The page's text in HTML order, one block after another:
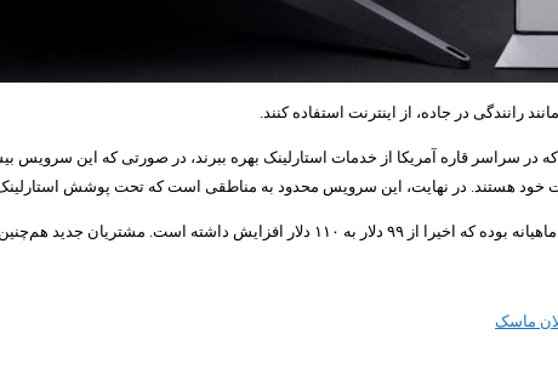
رانندگی در جاده، از اینترنت استفاده کنند.
در سراسر قاره آمریکا از خدمات استارلینک بهره ببرند، در صورتی که این
خود هستند. در نهایت، این سرویس محدود به مناطقی است که تحت پوشش استارلینک
ماسک